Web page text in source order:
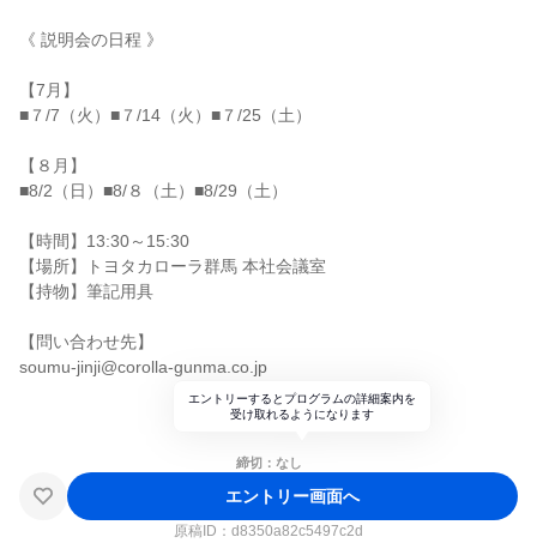
《 説明会の日程 》
【7月】
■７/7（火）■７/14（火）■７/25（土）
【８月】
■8/2（日）■8/８（土）■8/29（土）
【時間】13:30～15:30
【場所】トヨタカローラ群馬 本社会議室
【持物】筆記用具
【問い合わせ先】
soumu-jinji@corolla-gunma.co.jp
エントリーするとプログラムの詳細案内を
受け取れるようになります
締切：なし
エントリー画面へ
原稿ID： d8350a82c5497c2d